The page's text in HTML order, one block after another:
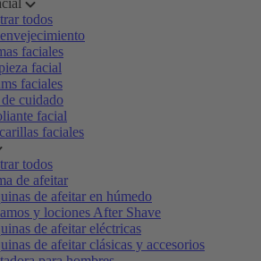
todos
faciales
facial
faciales
de cuidado
facial
faciales
todos
de afeitar
de afeitar en húmedo
y lociones After Shave
de afeitar eléctricas
de afeitar clásicas y accesorios